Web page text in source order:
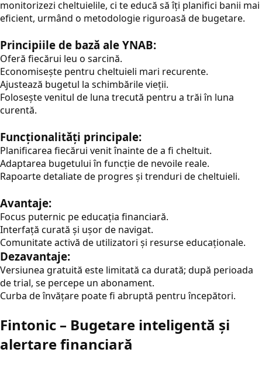
monitorizezi cheltuielile, ci te educă să îți planifici banii mai
eficient, urmând o metodologie riguroasă de bugetare.
Principiile de bază ale YNAB:
Oferă fiecărui leu o sarcină.
Economisește pentru cheltuieli mari recurente.
Ajustează bugetul la schimbările vieții.
Folosește venitul de luna trecută pentru a trăi în luna
curentă.
Funcționalități principale:
Planificarea fiecărui venit înainte de a fi cheltuit.
Adaptarea bugetului în funcție de nevoile reale.
Rapoarte detaliate de progres și trenduri de cheltuieli.
Avantaje:
Focus puternic pe educația financiară.
Interfață curată și ușor de navigat.
Comunitate activă de utilizatori și resurse educaționale.
Dezavantaje:
Versiunea gratuită este limitată ca durată; după perioada
de trial, se percepe un abonament.
Curba de învățare poate fi abruptă pentru începători.
Fintonic – Bugetare inteligentă și
alertare financiară